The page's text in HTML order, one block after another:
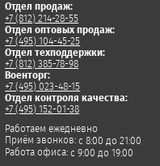
Отдел продаж:
+7 (812) 214-28-55
Отдел оптовых продаж:
+7 (495) 104-45-25
Отдел техподдержки:
+7 (812) 385-78-98
Военторг:
+7 (495) 023-48-15
Отдел контроля качества:
+7 (495) 152-01-38
Работаем ежедневно
Приём звонков:с 8:00 до 21:00
Работа офиса:с 9:00 до 19:00